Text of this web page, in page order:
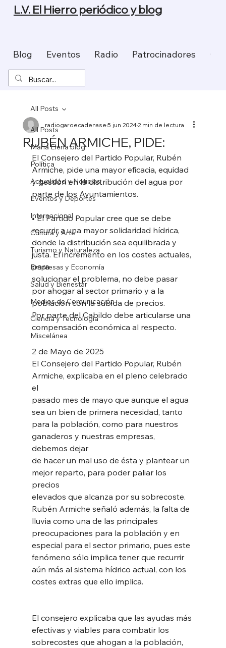
Blog Eventos Radio Patrocinadores
L.V. El Hierro periódico y blog
All Posts
Maria Elena blog
Política
Actualidad y Noticias
Eventos y Deportes
Internacional
Cultura y Arte
Turismo y Naturaleza
Empresas y Economía
Salud y Bienestar
Medios de Comunicación
Ciencia y Tecnología
Miscelánea
All Posts
RUBÉN ARMICHE, PIDE:
radiogaroecadenase5 jun 20242 min de lectura
El Consejero del Partido Popular, Rubén
Armiche, pide una mayor eficacia, equidad
y gestión en la distribución del agua por
parte de los Ayuntamientos.
• El Partido Popular cree que se debe
recurrir a una mayor solidaridad hídrica,
donde la distribución sea equilibrada y
justa. El incremento en los costes actuales,
para
solucionar el problema, no debe pasar
por ahogar al sector primario y a la
población con la subida de precios.
Por parte del Cabildo debe articularse una
compensación económica al respecto.
2 de Mayo de 2025
El Consejero del Partido Popular, Rubén
Armiche, explicaba en el pleno celebrado
el
pasado mes de mayo que aunque el agua
sea un bien de primera necesidad, tanto
para la población, como para nuestros
ganaderos y nuestras empresas,
debemos dejar
de hacer un mal uso de ésta y plantear un
mejor reparto, para poder paliar los
precios
elevados que alcanza por su sobrecoste.
Rubén Armiche señaló además, la falta de
lluvia como una de las principales
preocupaciones para la población y en
especial para el sector primario, pues este
fenómeno sólo implica tener que recurrir
aún más al sistema hídrico actual, con los
costes extras que ello implica.
El consejero explicaba que las ayudas más
efectivas y viables para combatir los
sobrecostes que ahogan a la población,